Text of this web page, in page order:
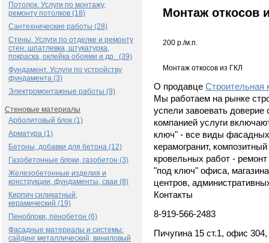
Потолок. Услуги по монтажу,
ремонту потолков (18)
Сантехнические работы (28)
Стены. Услуги по отделке и ремонту
стен: шпатлевка, штукатурка,
покраска, оклейка обоями и др. (39)
Фундамент. Услуги по устройству
фундамента (3)
Электромонтажные работы (9)
Стеновые материалы
Арболитовый блок (1)
Арматура (1)
Бетоны, добавки для бетона (12)
Газобетонные блоки, газобетон (3)
Железобетонные изделия и
конструкции, фундаменты, сваи (8)
Кирпич силикатный,
керамический (19)
Пеноблоки, пенобетон (6)
Фасадные материалы и системы:
сайдинг металлический, виниловый
Монтаж откосов
200 р./м.п.
Монтаж откосов из ГКЛ
О продавце
Мы работаем на рынке
успели завоевать
компанией услуги
ключ" - все виды
керамогранит,
кровельных работ -
"под ключ" офиса,
центров,
Контакты
8-919-566-2483
Пичугина 15 ст.1, офис